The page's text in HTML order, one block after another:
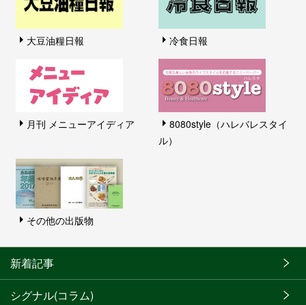
大豆油糧日報 冷食日報
月刊 メニューアイディア
8080style（ハレバレスタイ
ル）
その他の出版物
新着記事
シグナル(コラム)